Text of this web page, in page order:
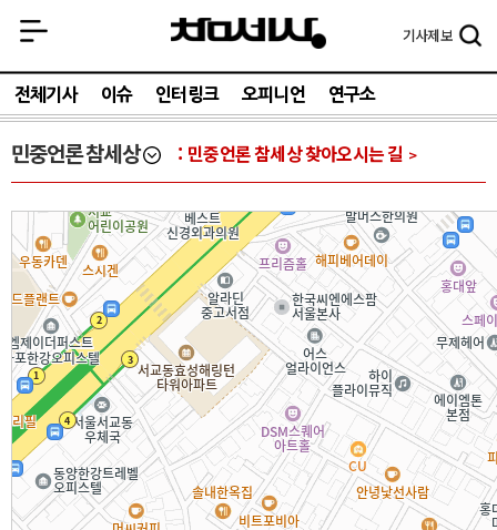
기사제보
전체기사 이슈 인터링크 오피니언 연구소
민중언론 참세상 민중언론 참세상 찾아오시는 길